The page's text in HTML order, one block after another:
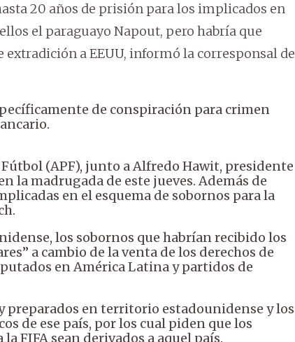
20 años de prisión para los implicados en
el paraguayo Napout, pero habría que
a EEUU, informó la corresponsal de
de conspiración para crimen
(APF), junto a Alfredo Hawit, presidente
la madrugada de este jueves. Además de
en el esquema de sobornos para la
los sobornos que habrían recibido los
a cambio de la venta de los derechos de
en América Latina y partidos de
preparados en territorio estadounidense y los
de ese país, por los cual piden que los
FIFA sean derivados a aquel país.